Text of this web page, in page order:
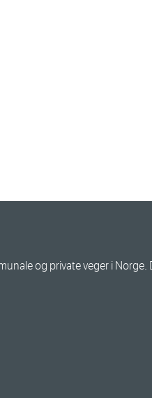
og private veger i Norge.